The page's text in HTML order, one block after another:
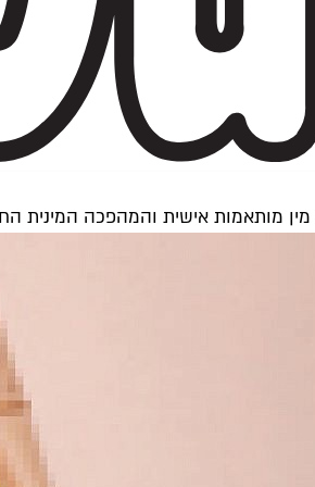
מין מותאמות אישית והמהפכה המינית